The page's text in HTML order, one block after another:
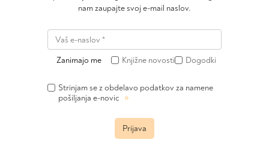
nam zaupajte svoj e-mail naslov.
Zanimajo me Knjižne novosti Dogodki
Strinjam se z obdelavo podatkov za namene
pošiljanja e-novic »
Prijava